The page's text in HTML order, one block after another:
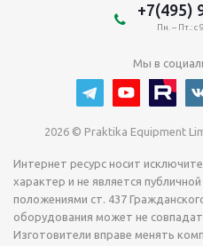
+7(495)
Пн. – Пт.: с
Мы в
2026 © Praktika Equipment
Интернет ресурс носит
характер и не является
положениями ст. 437
оборудования может не
Изготовители вправе менять